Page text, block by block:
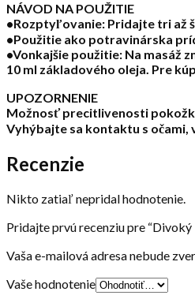
NÁVOD NA POUŽITIE
•Rozptyľovanie: Pridajte tri až
•Použitie ako potravinárska
•Vonkajšie použitie: Na masáž
10 ml základového oleja. Pre
UPOZORNENIE
Možnosť precitlivenosti
Vyhýbajte sa kontaktu s očami,
Recenzie
Nikto zatiaľ nepridal hodnotenie.
Pridajte prvú recenziu pre
Vaša e-mailová adresa nebude
Vaše hodnotenie